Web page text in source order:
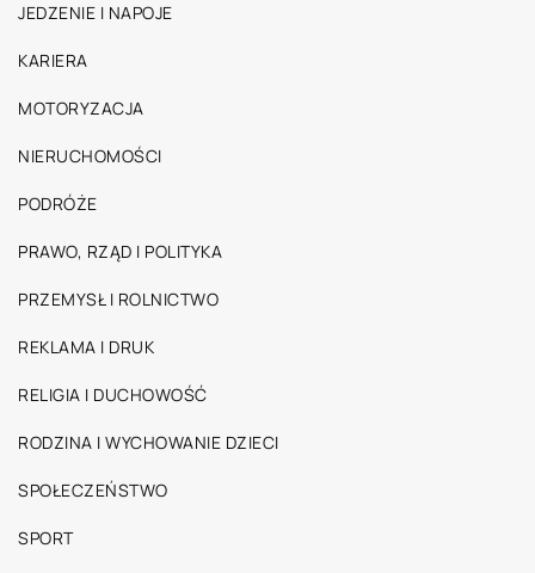
JEDZENIE I NAPOJE
KARIERA
MOTORYZACJA
NIERUCHOMOŚCI
PODRÓŻE
PRAWO, RZĄD I POLITYKA
PRZEMYSŁ I ROLNICTWO
REKLAMA I DRUK
RELIGIA I DUCHOWOŚĆ
RODZINA I WYCHOWANIE DZIECI
SPOŁECZEŃSTWO
SPORT